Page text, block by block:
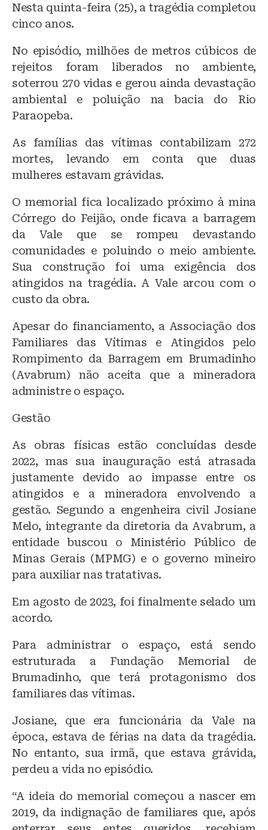
Nesta quinta-feira (25), a tragédia completou
cinco anos.
No episódio, milhões de metros cúbicos de
rejeitos foram liberados no ambiente,
soterrou 270 vidas e gerou ainda devastação
ambiental e poluição na bacia do Rio
Paraopeba.
As famílias das vítimas contabilizam 272
mortes, levando em conta que duas
mulheres estavam grávidas.
O memorial fica localizado próximo à mina
Córrego do Feijão, onde ficava a barragem
da Vale que se rompeu devastando
comunidades e poluindo o meio ambiente.
Sua construção foi uma exigência dos
atingidos na tragédia. A Vale arcou com o
custo da obra.
Apesar do financiamento, a Associação dos
Familiares das Vítimas e Atingidos pelo
Rompimento da Barragem em Brumadinho
(Avabrum) não aceita que a mineradora
administre o espaço.
Gestão
As obras físicas estão concluídas desde
2022, mas sua inauguração está atrasada
justamente devido ao impasse entre os
atingidos e a mineradora envolvendo a
gestão. Segundo a engenheira civil Josiane
Melo, integrante da diretoria da Avabrum, a
entidade buscou o Ministério Público de
Minas Gerais (MPMG) e o governo mineiro
para auxiliar nas tratativas.
Em agosto de 2023, foi finalmente selado um
acordo.
Para administrar o espaço, está sendo
estruturada a Fundação Memorial de
Brumadinho, que terá protagonismo dos
familiares das vítimas.
Josiane, que era funcionária da Vale na
época, estava de férias na data da tragédia.
No entanto, sua irmã, que estava grávida,
perdeu a vida no episódio.
“A ideia do memorial começou a nascer em
2019, da indignação de familiares que, após